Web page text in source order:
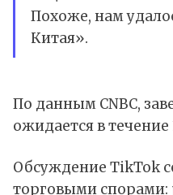
Похоже, нам
Китая».
По данным CNBC,
ожидается в течение
Обсуждение TikTok
торговыми спорами: